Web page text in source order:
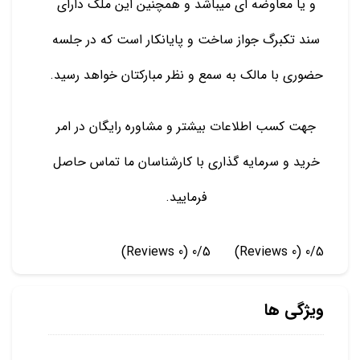
و یا معاوضه ای میباشد و همچنین این ملک دارای
سند تکبرگ جواز ساخت و پایانکار است که در جلسه
حضوری با مالک به سمع و نظر مبارکتان خواهد رسید.
جهت کسب اطلاعات بیشتر و مشاوره رایگان در امر
خرید و سرمایه گذاری با کارشناسان ما تماس حاصل
فرمایید.
0/5
(0 Reviews)
0/5
(0 Reviews)
ویژگی ها